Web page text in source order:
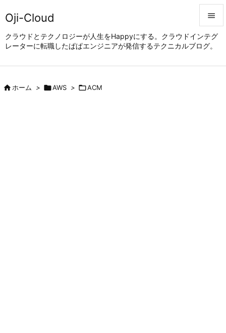
Oji-Cloud
クラウドとテクノロジーが人生をHappyにする。クラウドインテグ
レーターに転職したぱぱエンジニアが発信するテクニカルブログ。


メニュ
ホーム > AWS > ACM